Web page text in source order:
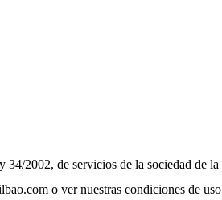
2002, de servicios de la sociedad de
o ver nuestras condiciones de